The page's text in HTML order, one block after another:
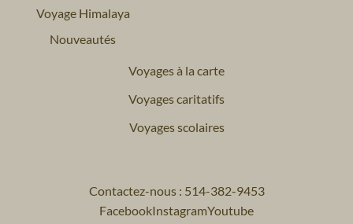
Voyage Himalaya
Nouveautés
Voyages à la carte
Voyages caritatifs
Voyages scolaires
Contactez-nous : 514-382-9453
FacebookInstagramYoutube